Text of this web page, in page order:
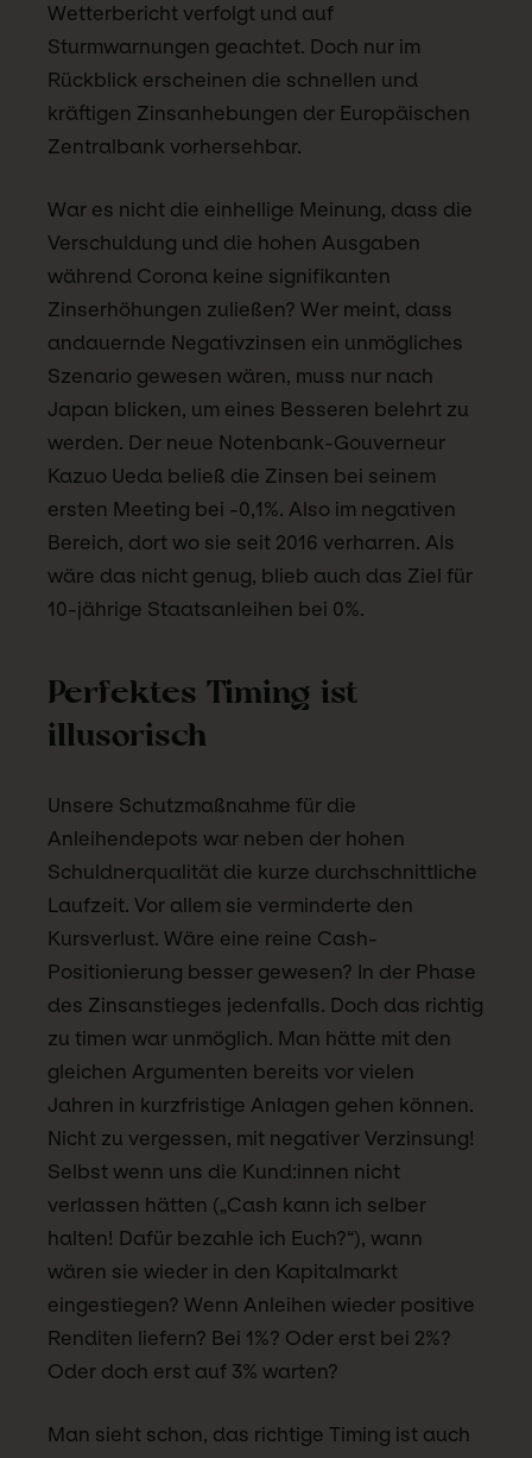
Wetterbericht verfolgt und auf
Sturmwarnungen geachtet. Doch nur im
Rückblick erscheinen die schnellen und
kräftigen Zinsanhebungen der Europäischen
Zentralbank vorhersehbar.
War es nicht die einhellige Meinung, dass die
Verschuldung und die hohen Ausgaben
während Corona keine signifikanten
Zinserhöhungen zuließen? Wer meint, dass
andauernde Negativzinsen ein unmögliches
Szenario gewesen wären, muss nur nach
Japan blicken, um eines Besseren belehrt zu
werden. Der neue Notenbank-Gouverneur
Kazuo Ueda beließ die Zinsen bei seinem
ersten Meeting bei -0,1%. Also im negativen
Bereich, dort wo sie seit 2016 verharren. Als
wäre das nicht genug, blieb auch das Ziel für
10-jährige Staatsanleihen bei 0%.
Perfektes Timing ist
illusorisch
Unsere Schutzmaßnahme für die
Anleihendepots war neben der hohen
Schuldnerqualität die kurze durchschnittliche
Laufzeit. Vor allem sie verminderte den
Kursverlust. Wäre eine reine Cash-
Positionierung besser gewesen? In der Phase
des Zinsanstieges jedenfalls. Doch das richtig
zu timen war unmöglich. Man hätte mit den
gleichen Argumenten bereits vor vielen
Jahren in kurzfristige Anlagen gehen können.
Nicht zu vergessen, mit negativer Verzinsung!
Selbst wenn uns die Kund:innen nicht
verlassen hätten („Cash kann ich selber
halten! Dafür bezahle ich Euch?“), wann
wären sie wieder in den Kapitalmarkt
eingestiegen? Wenn Anleihen wieder positive
Renditen liefern? Bei 1%? Oder erst bei 2%?
Oder doch erst auf 3% warten?
Man sieht schon, das richtige Timing ist auch